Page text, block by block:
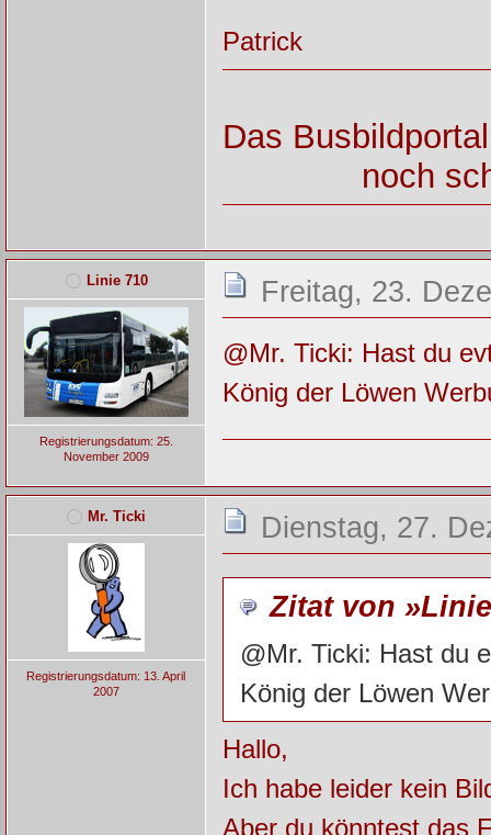
Patrick
Das
noch
Linie 710
Registrierungsdatum: 25.
November 2009
Freitag, 23.
@Mr. Ticki: Hast du
König der Löwen
Mr. Ticki
Registrierungsdatum: 13. April
2007
Dienstag, 27.
Zitat von
@Mr. Ticki: Hast du
König der Löwen
Hallo,
Ich habe leider kein
Aber du könntest das